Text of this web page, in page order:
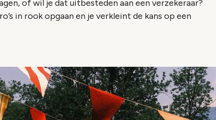
of wil je dat uitbesteden aan een verzekeraar?
in rook opgaan en je verkleint de kans op een